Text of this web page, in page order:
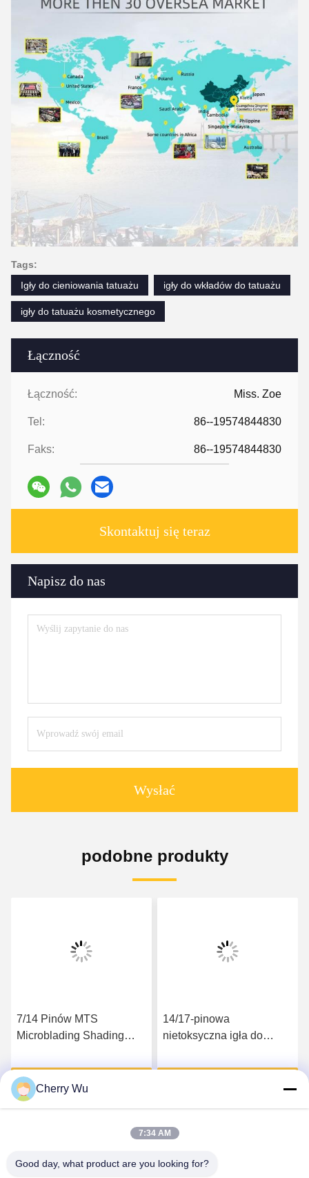
Łączność
Łączność: Miss. Zoe
Tel: 86--19574844830
Faks: 86--19574844830
Skontaktuj się teraz
Napisz do nas
Wysłać
Tags:
Igły do ​​cieniowania tatuażu
igły do ​​wkładów do tatuażu
igły do ​​tatuażu kosmetycznego
podobne produkty
7/14 Pinów MTS
Microblading Shading
Pen Double Star
Uzyskaj najlepszą cenę
14/17-pinowa
nietoksyczna igła do
niezależnego od urody
Cherry Wu
7:34 AM
Good day, what product are you looking for?